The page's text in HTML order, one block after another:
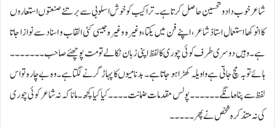
شاعرخوب داد و تحسین حاصل کرتا ہے۔ تراکیب کو خوش اسلوبی سے برتنے صنعتوں استعاروں
کا انوکھا استعمال استاذ شاعر، اپنے فن میں یکتا،وغیرہ وغیرہ جیسی کئی القاب و اسناد سے نوازا جاتا
ہے۔ وہیں دوسری طرف کوئی چوری کا لفظ اپنی زبان نکالے تو مت پوچھئےصاحب ۔۔۔۔۔۔۔
ہائے توبہ مچ جاتی ہے واویلہ کھڑا ہو جاتا ہے۔ بدنامیوں کا پہاڑ گرنے لگتا ہے۔وہ بے چارہ تو اس
لفظ سے پناہ مانگے۔۔۔۔۔۔ پولس مقدمات ضمانت۔ ۔۔۔کیا کیا کچھ۔ مانا کہ نہ شاعر کوئی چوری
کی نہ متذکرہ شخص نے پھر۔۔۔۔۔